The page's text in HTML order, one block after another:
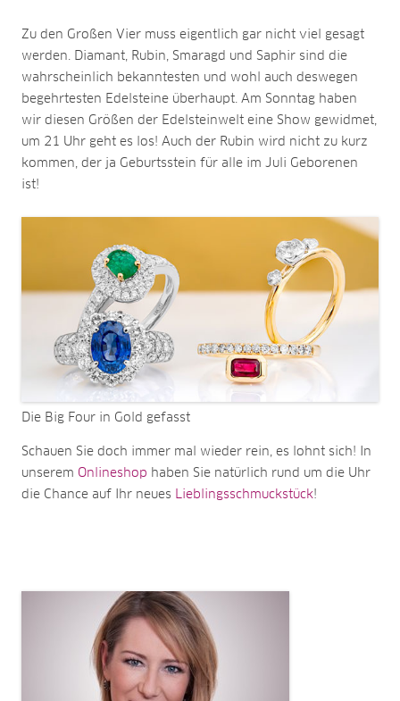
Zu den Großen Vier muss eigentlich gar nicht viel gesagt
werden. Diamant, Rubin, Smaragd und Saphir sind die
wahrscheinlich bekanntesten und wohl auch deswegen
begehrtesten Edelsteine überhaupt. Am Sonntag haben
wir diesen Größen der Edelsteinwelt eine Show gewidmet,
um 21 Uhr geht es los! Auch der Rubin wird nicht zu kurz
kommen, der ja Geburtsstein für alle im Juli Geborenen
ist!
Die Big Four in Gold gefasst
Schauen Sie doch immer mal wieder rein, es lohnt sich! In
unserem Onlineshop haben Sie natürlich rund um die Uhr
die Chance auf Ihr neues Lieblingsschmuckstück!